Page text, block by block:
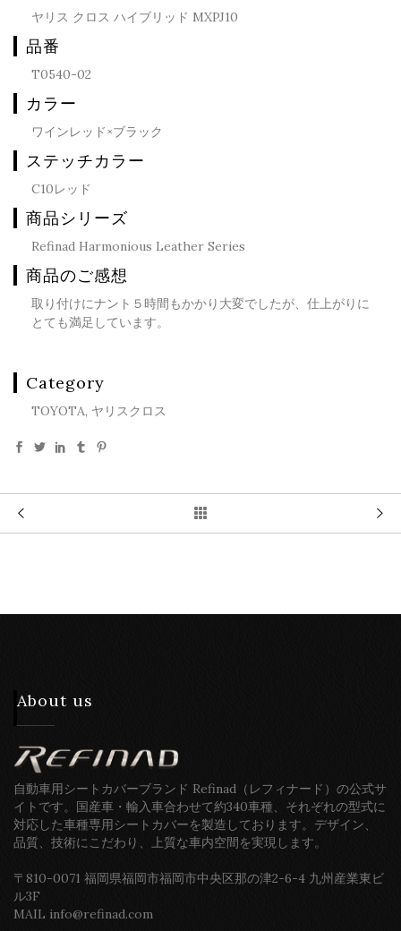
ヤリス クロス ハイブリッド MXPJ10
品番
T0540-02
カラー
ワインレッド×ブラック
ステッチカラー
C10レッド
商品シリーズ
Refinad Harmonious Leather Series
商品のご感想
取り付けにナント５時間もかかり大変でしたが、仕上がりに
とても満足しています。
Category
TOYOTA, ヤリスクロス
About us
自動車用シートカバーブランド Refinad（レフィナード）の公式サ
イトです。国産車・輸入車合わせて約340車種、それぞれの型式に
対応した車種専用シートカバーを製造しております。デザイン、
品質、技術にこだわり、上質な車内空間を実現します。
〒810-0071 福岡県福岡市福岡市中央区那の津2-6-4 九州産業東ビ
ル3F
MAIL info@refinad.com